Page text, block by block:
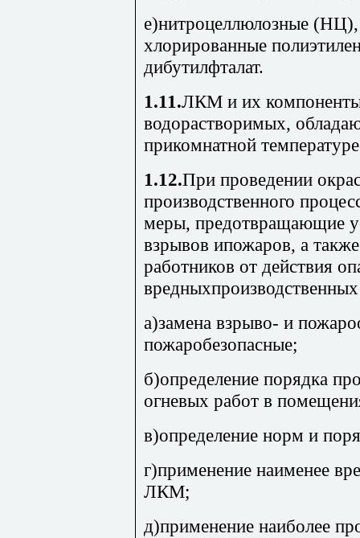
е)нитроцеллюлозные
хлорированные
дибутилфталат.
1.11.ЛКМ и их
водорастворимых,
прикомнатной
1.12.При проведении
производственного
меры, предотвращающие
взрывов ипожаров, а
работников от действия
а)замена взрыво- и
пожаробезопасные;
б)определение порядка
огневых работ в
в)определение норм и
г)применение наименее
ЛКМ;
д)применение наиболее